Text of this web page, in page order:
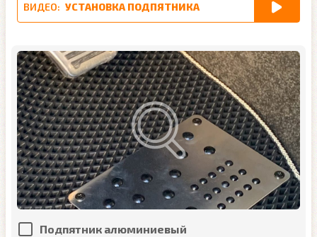
ВИДЕО: УСТАНОВКА ПОДПЯТНИКА
Подпятник алюминиевый